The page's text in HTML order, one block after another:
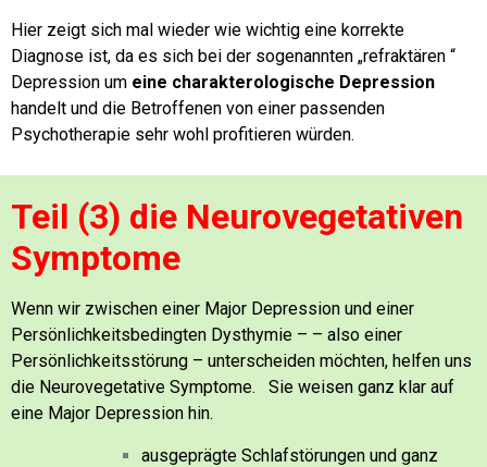
Hier zeigt sich mal wieder wie wichtig eine korrekte
Diagnose ist, da es sich bei der sogenannten „refraktären “
Depression um eine charakterologische Depression
handelt und die Betroffenen von einer passenden
Psychotherapie sehr wohl profitieren würden.
Teil (3) die Neurovegetativen
Symptome
Wenn wir zwischen einer Major Depression und einer
Persönlichkeitsbedingten Dysthymie – – also einer
Persönlichkeitsstörung – unterscheiden möchten, helfen uns
die Neurovegetative Symptome. Sie weisen ganz klar auf
eine Major Depression hin.
ausgeprägte Schlafstörungen und ganz